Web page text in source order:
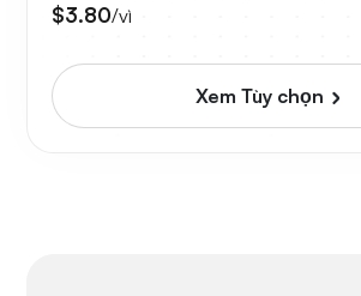
$3.80/vì
Xem Tùy chọn